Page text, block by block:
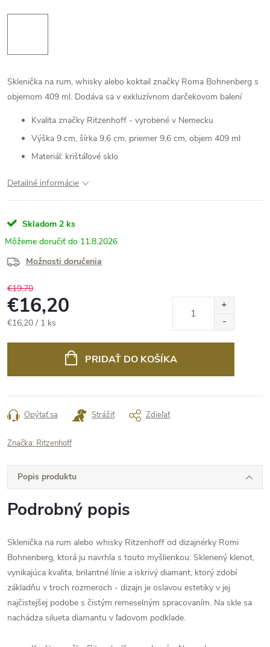
Sklenička na rum, whisky alebo koktail značky Roma Bohnenberg s
objemom 409 ml. Dodáva sa v exkluzívnom darčekovom balení
Kvalita značky Ritzenhoff - vyrobené v Nemecku
Výška 9 cm, šírka 9,6 cm, priemer 9,6 cm, objem 409 ml
Materiál: krištáľové sklo
Detailné informácie
Skladom 2 ks
11.8.2026
Možnosti doručenia
€19,70
€16,20
Jednotková
€16,20 / 1 ks
PRIDAŤ DO KOŠÍKA
Opýtať sa Strážiť Zdieľať
Značka: Ritzenhoff
Popis produktu
Podrobný popis
Sklenička na rum alebo whisky Ritzenhoff od dizajnérky Romi
Bohnenberg, ktorá ju navrhla s touto myšlienkou: Sklenený klenot,
vynikajúca kvalita, brilantné línie a iskrivý diamant, ktorý zdobí
základňu v troch rozmeroch - dizajn je oslavou estetiky v jej
najčistejšej podobe s čistým remeselným spracovaním. Na skle sa
nachádza silueta diamantu v ľadovom podklade.